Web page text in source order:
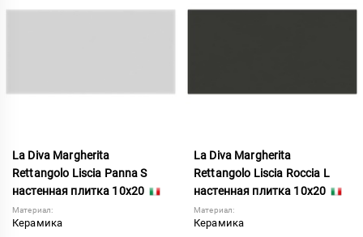
La Diva Margherita
Rettangolo Liscia Panna S
настенная плитка 10x20
Материал:
Керамика
La Diva Margherita
Rettangolo Liscia Roccia L
настенная плитка 10x20
Материал:
Керамика